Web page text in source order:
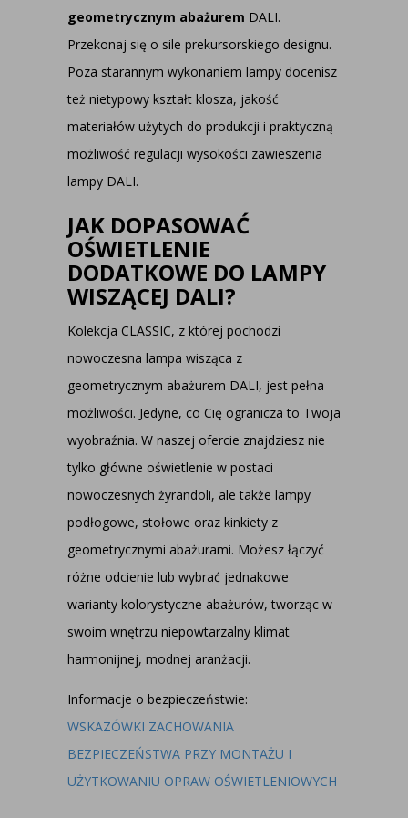
geometrycznym abażurem DALI.
Przekonaj się o sile prekursorskiego designu.
Poza starannym wykonaniem lampy docenisz
też nietypowy kształt klosza, jakość
materiałów użytych do produkcji i praktyczną
możliwość regulacji wysokości zawieszenia
lampy DALI.
JAK DOPASOWAĆ
OŚWIETLENIE
DODATKOWE DO LAMPY
WISZĄCEJ DALI?
Kolekcja CLASSIC, z której pochodzi
nowoczesna lampa wisząca z
geometrycznym abażurem DALI, jest pełna
możliwości. Jedyne, co Cię ogranicza to Twoja
wyobraźnia. W naszej ofercie znajdziesz nie
tylko główne oświetlenie w postaci
nowoczesnych żyrandoli, ale także lampy
podłogowe, stołowe oraz kinkiety z
geometrycznymi abażurami. Możesz łączyć
różne odcienie lub wybrać jednakowe
warianty kolorystyczne abażurów, tworząc w
swoim wnętrzu niepowtarzalny klimat
harmonijnej, modnej aranżacji.
Informacje o bezpieczeństwie:
WSKAZÓWKI ZACHOWANIA
BEZPIECZEŃSTWA PRZY MONTAŻU I
UŻYTKOWANIU OPRAW OŚWIETLENIOWYCH